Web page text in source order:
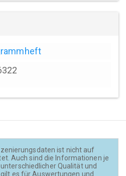
ist nicht auf
Auch sind die Informationen je
Qualität und
es für Auswertungen und